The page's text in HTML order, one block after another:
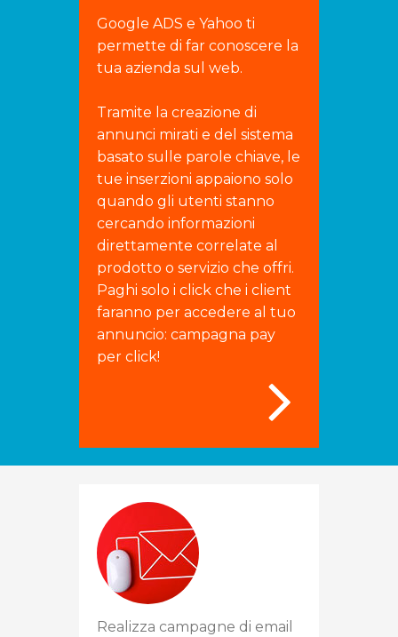
Google ADS e Yahoo ti
permette di far conoscere la
tua azienda sul web.
Tramite la creazione di
annunci mirati e del sistema
basato sulle parole chiave, le
tue inserzioni appaiono solo
quando gli utenti stanno
cercando informazioni
direttamente correlate al
prodotto o servizio che offri.
Paghi solo i click che i client
faranno per accedere al tuo
annuncio: campagna pay
per click!
Realizza campagne di email